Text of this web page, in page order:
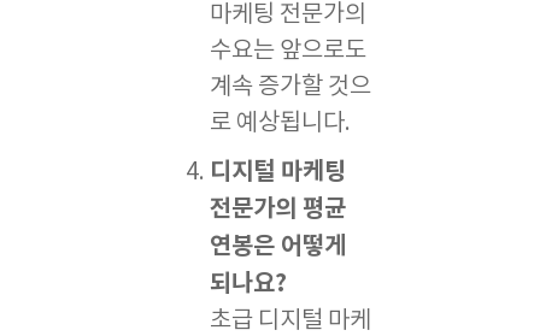
마케팅 전문가의
수요는 앞으로도
계속 증가할 것으
로 예상됩니다.
디지털 마케팅
전문가의 평균
연봉은 어떻게
되나요?
초급 디지털 마케